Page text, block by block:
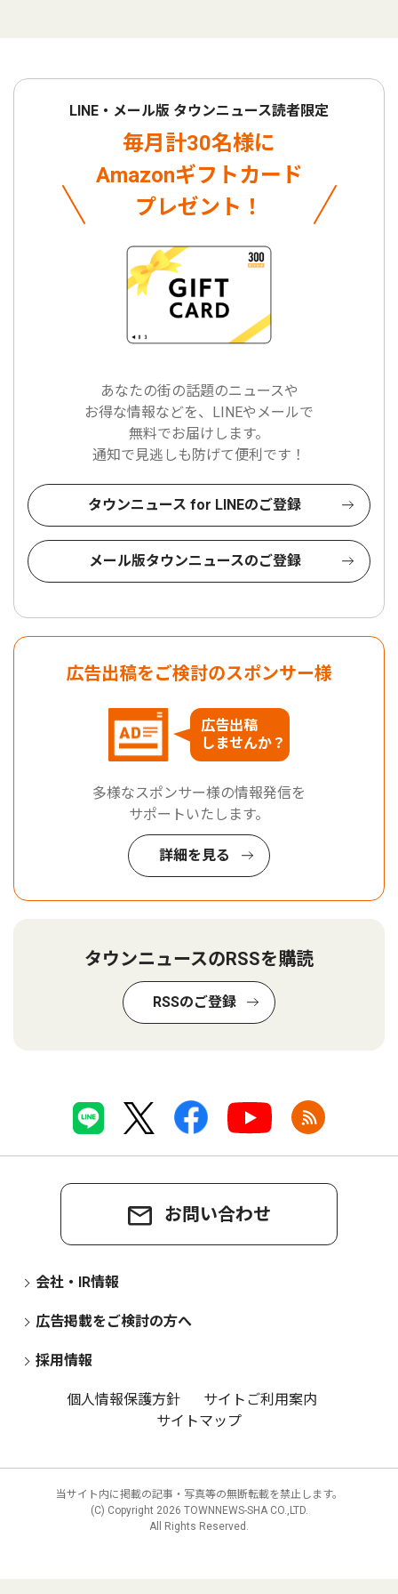
LINE・メール版 タウンニュース読者限定
毎月計30名様に
Amazonギフトカード
プレゼント！
あなたの街の話題のニュースや
お得な情報などを、LINEやメールで
無料でお届けします。
通知で見逃しも防げて便利です！
タウンニュース for LINEのご登録
メール版タウンニュースのご登録
広告出稿をご検討のスポンサー様
広告出稿
しませんか？
多様なスポンサー様の情報発信を
サポートいたします。
詳細を見る
タウンニュースのRSSを購読
RSSのご登録
お問い合わせ
会社・IR情報
広告掲載をご検討の方へ
採用情報
個人情報保護方針
サイトご利用案内
サイトマップ
当サイト内に掲載の記事・写真等の無断転載を禁止します。
(C) Copyright 2026 TOWNNEWS-SHA CO.,LTD.
All Rights Reserved.